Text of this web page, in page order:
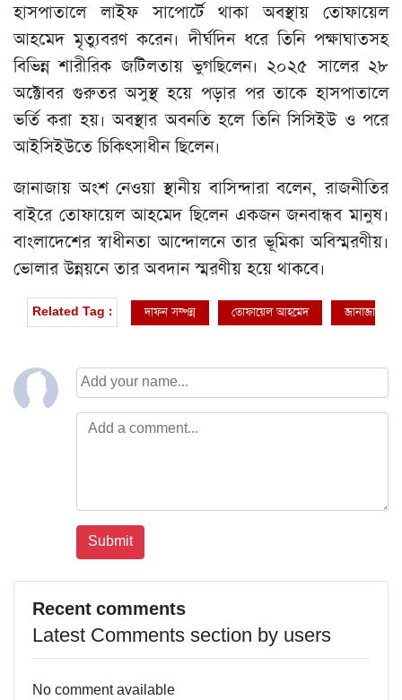
হাসপাতালে লাইফ সাপোর্টে থাকা অবস্থায় তোফায়েল
আহমেদ মৃত্যুবরণ করেন। দীর্ঘদিন ধরে তিনি পক্ষাঘাতসহ
বিভিন্ন শারীরিক জটিলতায় ভুগছিলেন। ২০২৫ সালের ২৮
অক্টোবর গুরুতর অসুস্থ হয়ে পড়ার পর তাকে হাসপাতালে
ভর্তি করা হয়। অবস্থার অবনতি হলে তিনি সিসিইউ ও পরে
আইসিইউতে চিকিৎসাধীন ছিলেন।
জানাজায় অংশ নেওয়া স্থানীয় বাসিন্দারা বলেন, রাজনীতির
বাইরে তোফায়েল আহমেদ ছিলেন একজন জনবান্ধব মানুষ।
বাংলাদেশের স্বাধীনতা আন্দোলনে তার ভূমিকা অবিস্মরণীয়।
ভোলার উন্নয়নে তার অবদান স্মরণীয় হয়ে থাকবে।
Related Tag : দাফন সম্পন্ন তোফায়েল আহমেদ জানাজা
Recent comments
Latest Comments section by users
No comment available